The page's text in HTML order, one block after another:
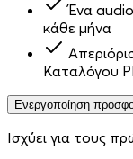
Ένα
κάθε μήνα
Καταλόγου
Ενεργοποίηση
Ισχύει για τους